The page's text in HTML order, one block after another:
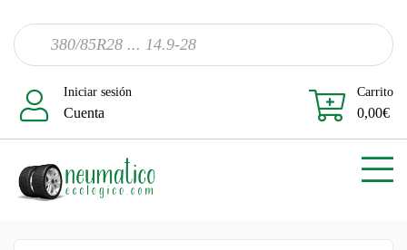
Iniciar sesión
Cuenta
Carrito
0,00€